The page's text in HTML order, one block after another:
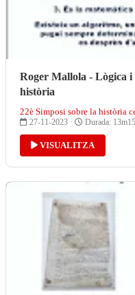
Roger Mallola - Lògica i
història
22è Simposi sobre la història
27-11-2023 · Durada:
VISUALITZA